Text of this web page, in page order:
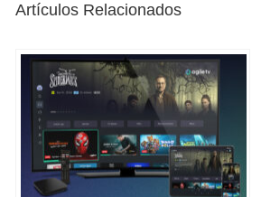
Artículos Relacionados